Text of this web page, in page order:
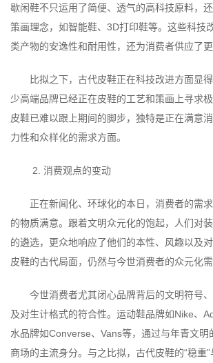
歇闲鞋不只运用了简便、透气的高科技原料，
策画理念，如智能鞋、3D打印鞋等。这些科技
类产物的安逸性和耐用性，还为消费者供应了更
比拟之下，古代皮鞋正在科技改进方面显得
少高端品牌已经正在皮鞋的工艺和策画上寻求极
皮鞋已难以跟上期间的脚步，独特是正在满意
力性和众样化的需求方面。
2. 消费观点的变动
正在新闻化、环球化的本日，消费者的需求
的物质满意。跟着文明众元化的饱起，人们对
的遴选，更众地响应了他们的本性、风趣以及对
皮鞋的古代局面，仍然与今世消费者的众元化需
今世消费者尤其闭心品牌背后的文明符号、
及对生计格式的符合性。运动鞋品牌如Nike、
水品牌如Converse、Vans等，通过与年青文明
商场的主流身分。与之比拟，古代皮鞋的“稳重”